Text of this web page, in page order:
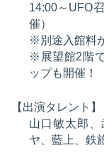
14:00～UFO
催）
※別途入館料
※展望館2階
ップも開催！
【出演タレント】
山口敏太郎
ヤ、藍上、鉄